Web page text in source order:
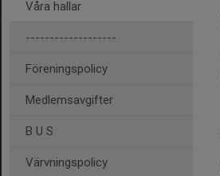
Våra hallar
-------------------
Föreningspolicy
Medlemsavgifter
B U S
Värvningspolicy